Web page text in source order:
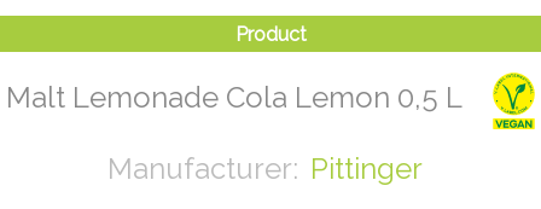
Malt Lemonade Cola Lemon 0,5 L
Pittinger